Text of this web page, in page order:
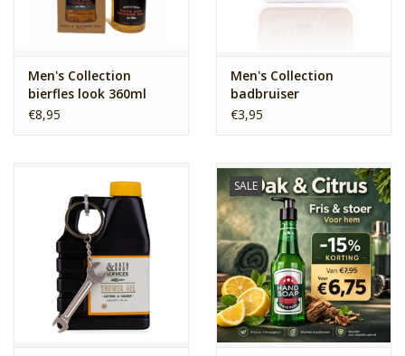
Men's Collection
bierfles look 360ml
€8,95
Men's Collection
badbruiser
€3,95
SALE